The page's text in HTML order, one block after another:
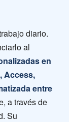
diario.
al
en
Access,
entre
a través de
Su